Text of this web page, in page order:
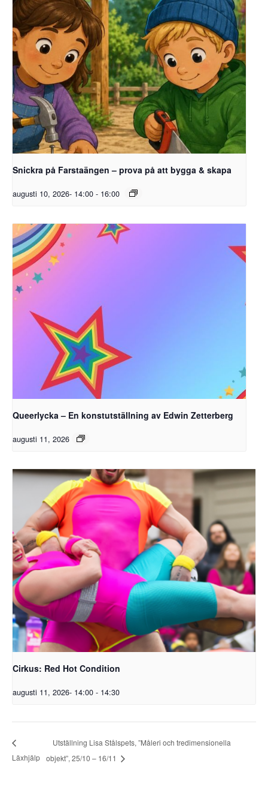
Snickra på Farstaängen – prova på att bygga & skapa
augusti 10, 2026- 14:00 - 16:00
Queerlycka – En konstutställning av Edwin Zetterberg
augusti 11, 2026
Cirkus: Red Hot Condition
augusti 11, 2026- 14:00 - 14:30
Läxhjälp
Utställning Lisa Stålspets, ”Måleri och tredimensionella
objekt”, 25/10 – 16/11